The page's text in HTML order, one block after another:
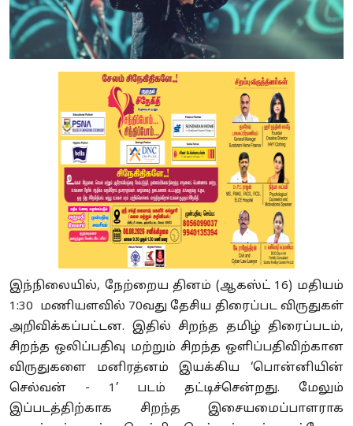
இந்நிலையில், நேற்றைய தினம் (ஆகஸ்ட் 16) மதியம்
1:30 மணியளவில் 70வது தேசிய திரைப்பட விருதுகள்
அறிவிக்கப்பட்டன. இதில் சிறந்த தமிழ் திரைப்படம்,
சிறந்த ஒலிப்பதிவு மற்றும் சிறந்த ஒளிப்பதிவிற்கான
விருதுகளை மனிரத்னம் இயக்கிய ‘பொன்னியின்
செல்வன் - 1’ படம் தட்டிச்சென்றது. மேலும்
இப்படத்திற்காக சிறந்த இசையமைப்பாளராக